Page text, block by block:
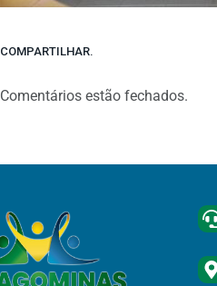
COMPARTILHAR.
Comentários estão fechados.